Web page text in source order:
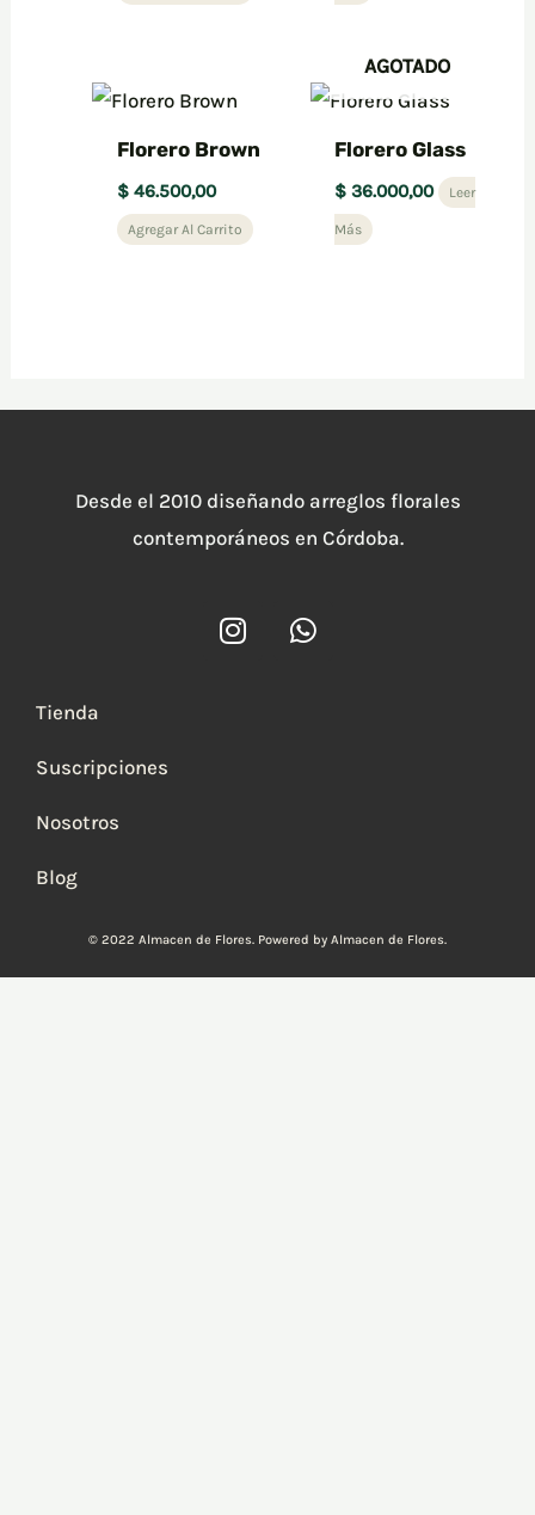
Florero Brown
$46.500,00
Agregar Al Carrito
AGOTADO
Florero Glass
$36.000,00 Leer
Más
Desde el 2010 diseñando arreglos florales
contemporáneos en Córdoba.
I
n
W
h
Tienda
Suscripciones
Nosotros
Blog
© 2022 Almacen de Flores. Powered by Almacen de Flores.